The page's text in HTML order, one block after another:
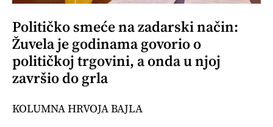
Političko smeće na zadarski način:
Žuvela je godinama govorio o
političkoj trgovini, a onda u njoj
završio do grla
KOLUMNA HRVOJA BAJLA